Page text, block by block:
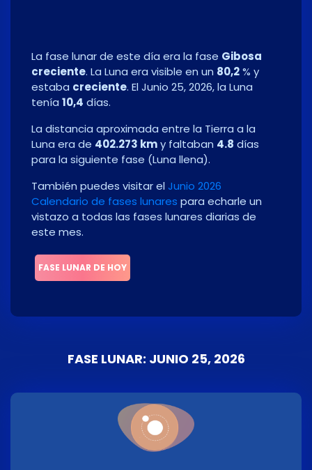
La fase lunar de este día era la fase Gibosa
creciente. La Luna era visible en un 80,2% y
estaba creciente. El Junio 25, 2026, la Luna
tenía 10,4 días.
La distancia aproximada entre la Tierra a la
Luna era de 402.273 kmy faltaban 4.8 días
para la siguiente fase (Luna llena).
También puedes visitar el Junio 2026
Calendario de fases lunares para echarle un
vistazo a todas las fases lunares diarias de
este mes.
FASE LUNAR DE HOY
FASE LUNAR: JUNIO 25, 2026